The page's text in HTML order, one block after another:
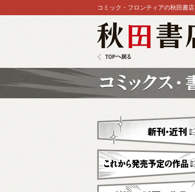
コミック・フロンティアの秋田書店
新刊・近刊
これから発売予定